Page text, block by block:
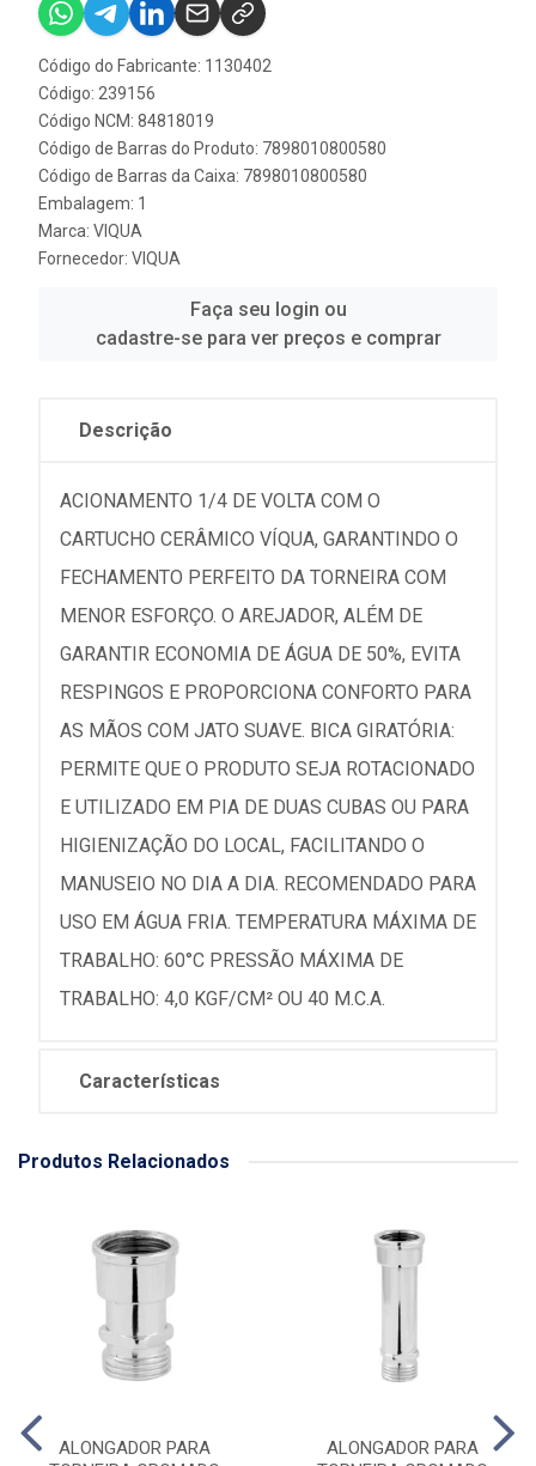
Código do Fabricante: 1130402
Código: 239156
Código NCM: 84818019
Código de Barras do Produto: 7898010800580
Código de Barras da Caixa: 7898010800580
Embalagem: 1
Marca: VIQUA
Fornecedor: VIQUA
Faça seu login ou
cadastre-se para ver preços e comprar
Descrição
ACIONAMENTO 1/4 DE VOLTA COM O
CARTUCHO CERÂMICO VÍQUA, GARANTINDO O
FECHAMENTO PERFEITO DA TORNEIRA COM
MENOR ESFORÇO. O AREJADOR, ALÉM DE
GARANTIR ECONOMIA DE ÁGUA DE 50%, EVITA
RESPINGOS E PROPORCIONA CONFORTO PARA
AS MÃOS COM JATO SUAVE. BICA GIRATÓRIA:
PERMITE QUE O PRODUTO SEJA ROTACIONADO
E UTILIZADO EM PIA DE DUAS CUBAS OU PARA
HIGIENIZAÇÃO DO LOCAL, FACILITANDO O
MANUSEIO NO DIA A DIA. RECOMENDADO PARA
USO EM ÁGUA FRIA. TEMPERATURA MÁXIMA DE
TRABALHO: 60°C PRESSÃO MÁXIMA DE
TRABALHO: 4,0 KGF/CM² OU 40 M.C.A.
Características
Produtos Relacionados
ALONGADOR PARA
ALONGADOR PARA